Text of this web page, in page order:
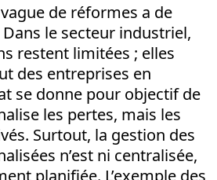
de réformes a de
le secteur industriel,
restent limitées ; elles
des entreprises en
se donne pour objectif de
les pertes, mais les
Surtout, la gestion des
n’est ni centralisée,
planifiée. L’exemple des